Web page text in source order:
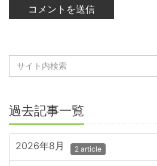
過去記事一覧
2026年8月 2 article